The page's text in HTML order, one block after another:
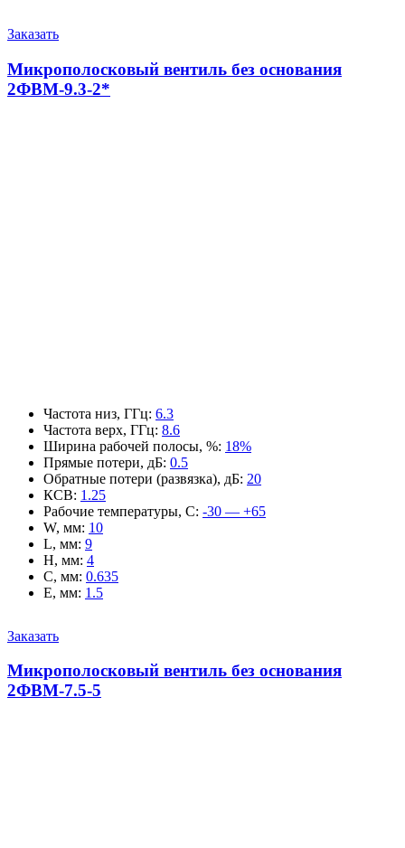
Заказать
Микрополосковый вентиль без основания
2ФВМ-9.3-2*
Частота низ, ГГц: 6.3
Частота верх, ГГц: 8.6
Ширина рабочей полосы, %: 18%
Прямые потери, дБ: 0.5
Обратные потери (развязка), дБ: 20
КСВ: 1.25
Рабочие температуры, С: -30 — +65
W, мм: 10
L, мм: 9
H, мм: 4
C, мм: 0.635
E, мм: 1.5
Заказать
Микрополосковый вентиль без основания
2ФВМ-7.5-5